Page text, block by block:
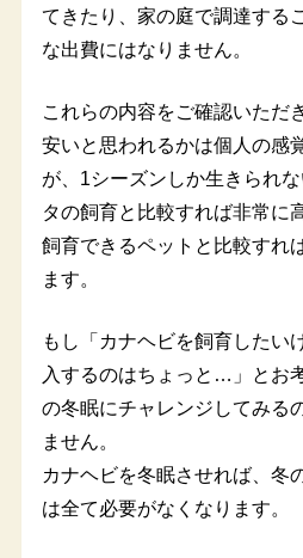
てきたり、家の庭で調達する
な出費にはなりません。
これらの内容をご確認いただ
安いと思われるかは個人の感
が、1シーズンしか生きられ
タの飼育と比較すれば非常に
飼育できるペットと比較すれ
ます。
もし「カナヘビを飼育したい
入するのはちょっと…」とお
の冬眠にチャレンジしてみる
ません。
カナヘビを冬眠させれば、冬
は全て必要がなくなります。